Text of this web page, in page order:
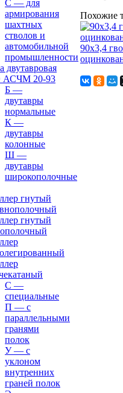
С — для
армирования
шахтных
стволов и
автомобильной
промышленности
двутавровая
20-93
Б —
двутавры
нормальные
К —
двутавры
колонные
Ш —
двутавры
широкополочные
гнутый
гнутый
С —
специальные
П — с
параллельными
гранями
полок
У — с
уклоном
внутренних
граней полок
Похожие
90х3,4